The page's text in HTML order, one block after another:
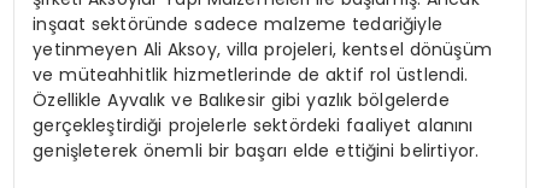
inşaat sektöründe sadece malzeme tedariğiyle
yetinmeyen Ali Aksoy, villa projeleri, kentsel dönüşüm
ve müteahhitlik hizmetlerinde de aktif rol üstlendi.
Özellikle Ayvalık ve Balıkesir gibi yazlık bölgelerde
gerçekleştirdiği projelerle sektördeki faaliyet alanını
genişleterek önemli bir başarı elde ettiğini belirtiyor.